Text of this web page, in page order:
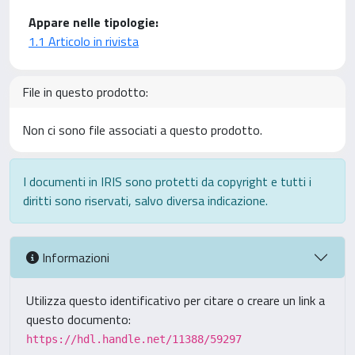
Appare nelle tipologie:
1.1 Articolo in rivista
File in questo prodotto:
Non ci sono file associati a questo prodotto.
I documenti in IRIS sono protetti da copyright e tutti i
diritti sono riservati, salvo diversa indicazione.
Informazioni
Utilizza questo identificativo per citare o creare un link a
questo documento:
https://hdl.handle.net/11388/59297